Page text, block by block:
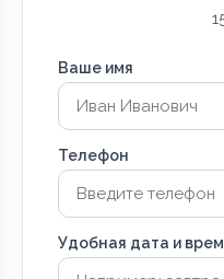
Ваше имя
Телефон
Удобная дата и